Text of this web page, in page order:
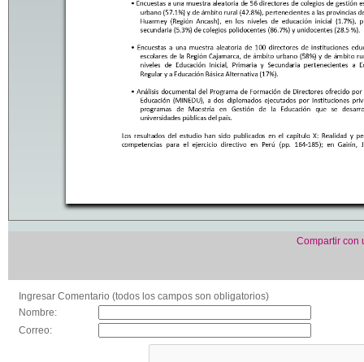
Compartir con
Ingresar Comentario (todos los campos son obligatorios)
Nombre:
Correo: